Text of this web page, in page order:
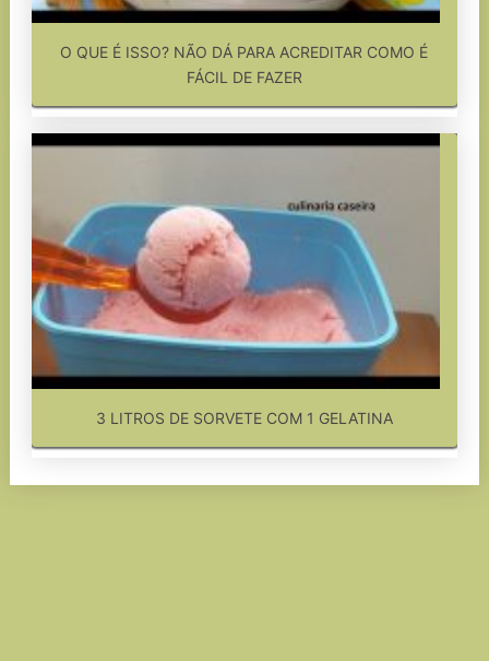
O QUE É ISSO? NÃO DÁ PARA ACREDITAR COMO É
FÁCIL DE FAZER
3 LITROS DE SORVETE COM 1 GELATINA